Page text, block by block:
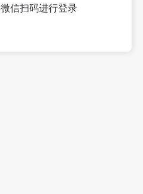
微信扫码进行登录